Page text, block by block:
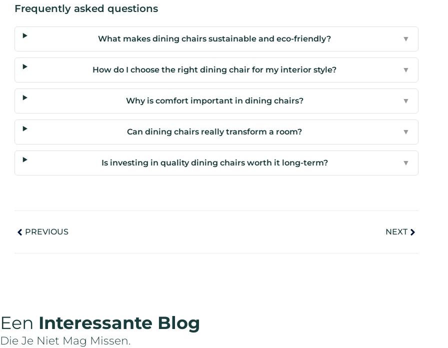
Frequently asked questions
What makes dining chairs sustainable and eco-friendly? ▼
How do I choose the right dining chair for my interior style? ▼
Why is comfort important in dining chairs? ▼
Can dining chairs really transform a room? ▼
Is investing in quality dining chairs worth it long-term? ▼
PREVIOUS NEXT
Een Interessante Blog
Die Je Niet Mag Missen.